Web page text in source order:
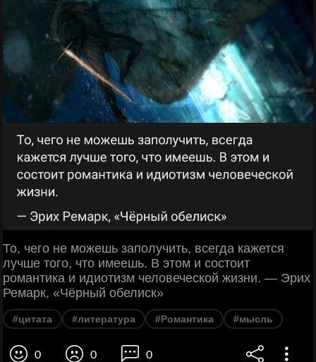
То, чего не можешь заполучить, всегда кажется
лучше того, что имеешь. В этом и состоит
романтика и идиотизм человеческой жизни. — Эрих
Ремарк, «Чёрный обелиск»
#цитата #литература #Романтика #мысль
0 0 0